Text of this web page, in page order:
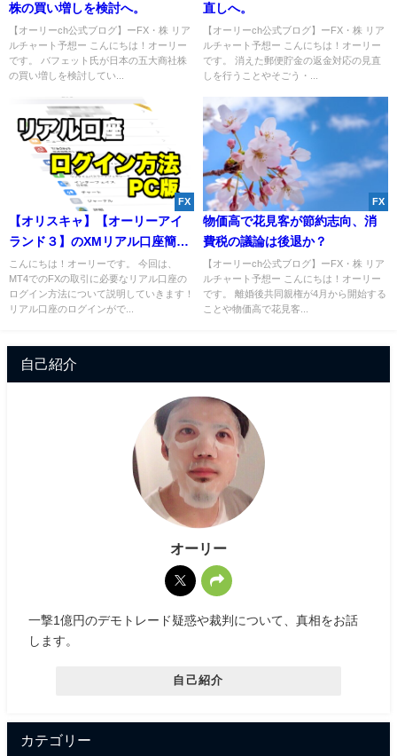
株の買い増しを検討へ。
【オーリーch公式ブログ】ーFX・株 リア
ルチャート予想ー こんにちは！オーリー
です。 バフェット氏が日本の五大商社株
の買い増しを検討してい...
直しへ。
【オーリーch公式ブログ】ーFX・株 リア
ルチャート予想ー こんにちは！オーリー
です。 消えた郵便貯金の返金対応の見直
しを行うことやそごう・...
FX
【オリスキャ】【オーリーアイ
ランド３】のXMリアル口座簡単
ログイン方法（PC版）
こんにちは！オーリーです。 今回は、
MT4でのFXの取引に必要なリアル口座の
ログイン方法について説明していきます！
リアル口座のログインがで...
FX
物価高で花見客が節約志向、消
費税の議論は後退か？
【オーリーch公式ブログ】ーFX・株 リア
ルチャート予想ー こんにちは！オーリー
です。 離婚後共同親権が4月から開始する
ことや物価高で花見客...
自己紹介
オーリー
一撃1億円のデモトレード疑惑や裁判について、真相をお話
します。
自己紹介
カテゴリー